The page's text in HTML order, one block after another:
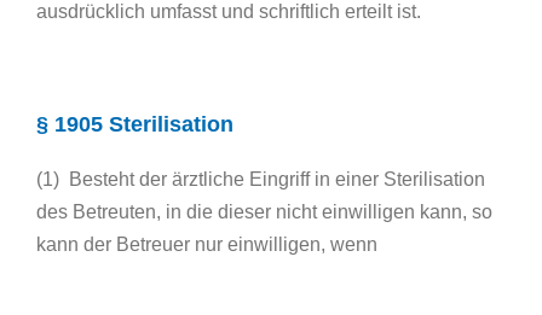
ausdrücklich umfasst und schriftlich erteilt ist.
§ 1905 Sterilisation
(1) Besteht der ärztliche Eingriff in einer Sterilisation
des Betreuten, in die dieser nicht einwilligen kann, so
kann der Betreuer nur einwilligen, wenn